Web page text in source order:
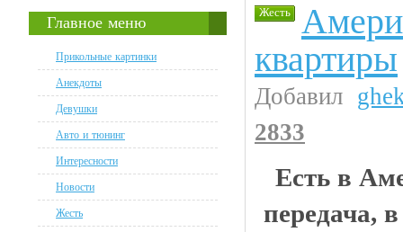
Главное меню
Прикольные картинки
Анекдоты
Девушки
Авто и тюнинг
Интересности
Новости
Жесть
Жесть
квартиры
Добавил
2833
Есть в
передача,